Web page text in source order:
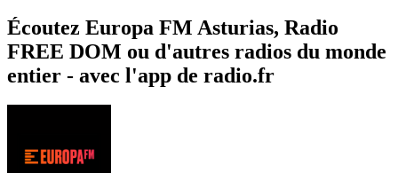
Écoutez Europa FM Asturias, Radio
FREE DOM ou d'autres radios du monde
entier - avec l'app de radio.fr